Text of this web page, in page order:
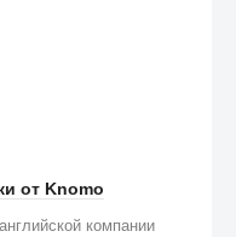
от Knomo
компании